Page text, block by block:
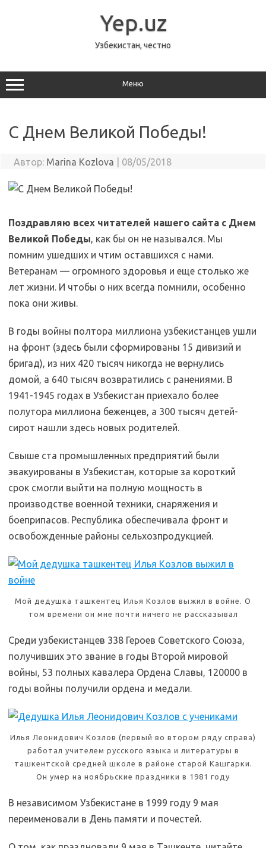
Yep.uz
Узбекистан, честно
Меню
С Днем Великой Победы!
Автор: Marina Kozlova 08/05/2018
Поздравляю всех читателей нашего сайта с Днем
Великой Победы, как бы он не назывался. Мы
помним ушедших и чтим оставшихся с нами.
Ветеранам — огромного здоровья и еще столько же
лет жизни. И чтобы о них всегда помнили, особенно
пока они живы.
В годы войны полтора миллиона узбекистанцев ушли
на фронт (здесь были сформированы 15 дивизий и
бригад), из них 420 тысяч никогда не вернулись
домой, а 640 тысяч возвратились с ранениями. В
1941-1945 годах в Узбекистан приехало более
полутора миллиона беженцев, а 300 тысяч детей-
сирот нашли здесь новых родителей.
Свыше ста промышленных предприятий были
эвакуированы в Узбекистан, которые за короткий
срок смогли выйти на полную мощность в
производстве военной техники, снаряжения и
боеприпасов. Республика обеспечивала фронт и
освобожденные районы сельхозпродукцией.
Мой дедушка ташкентец Илья Козлов выжил в войне. О
том времени он мне почти ничего не рассказывал
Среди узбекистанцев 338 Героев Советского Союза,
получивших это звание в годы Второй мировой
войны, 53 полных кавалера Ордена Славы, 120000 в
годы войны получили ордена и медали.
Илья Леонидович Козлов (первый во втором ряду справа)
работал учителем русского языка и литературы в
ташкентской средней школе в районе старой Кашгарки.
Он умер на ноябрьские праздники в 1981 году
В независимом Узбекистане в 1999 году 9 мая
переименовали в День памяти и почестей.